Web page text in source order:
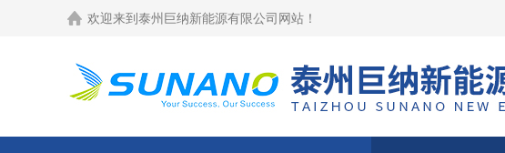
欢迎来到 泰州巨纳新能源有限公司网站 ！